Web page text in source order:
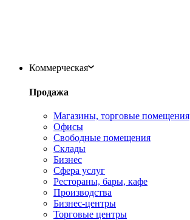
Коммерческая
Продажа
Магазины, торговые помещения
Офисы
Свободные помещения
Склады
Бизнес
Сфера услуг
Рестораны, бары, кафе
Производства
Бизнес-центры
Торговые центры